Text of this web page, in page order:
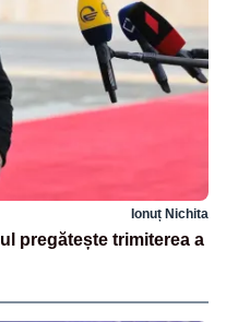
Ionuț Nichita
pregătește trimiterea a